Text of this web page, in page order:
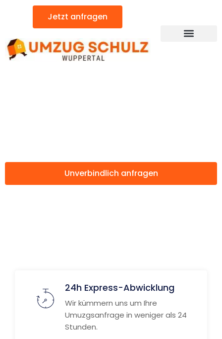
Jetzt anfragen
Unverbindlich anfragen
24h Express-Abwicklung
Wir kümmern uns um Ihre
Umuzgsanfrage in weniger als 24
Stunden.